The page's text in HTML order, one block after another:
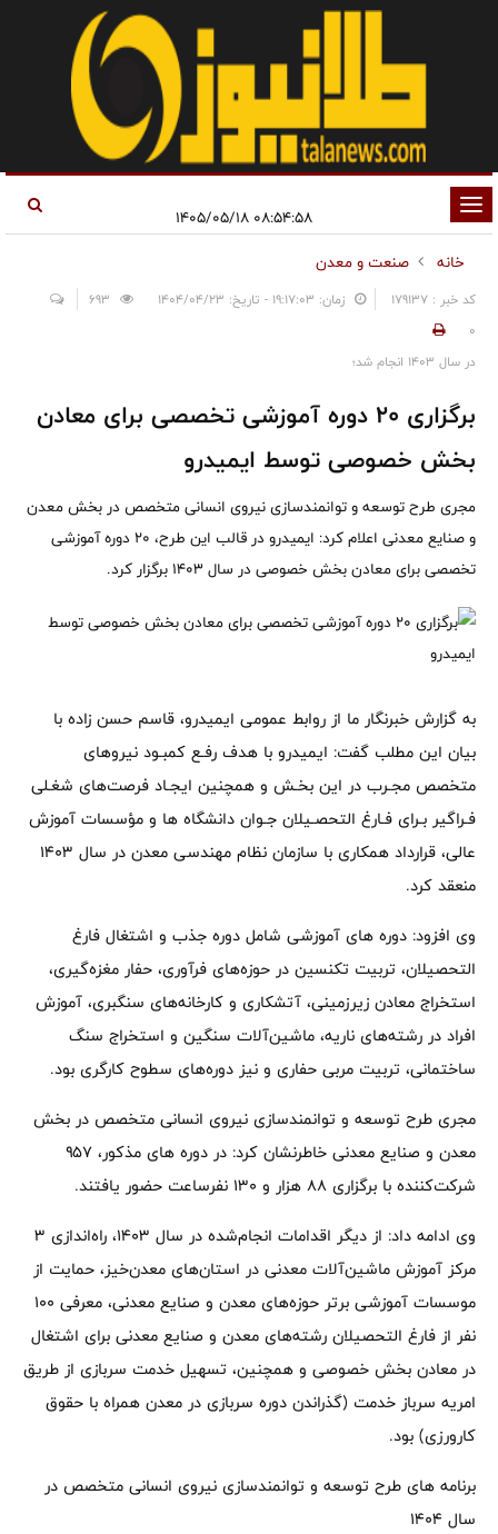
تغییر
وضعیت
ناوبری
خانه
صنعت و معدن
کد خبر : 179137 زمان: ۱۹:۱۷:۰۳ - تاریخ: ۱۴۰۴/۰۴/۲۳
0
در سال ۱۴۰۳ انجام شد؛
برگزاری ۲۰ دوره آموزشی تخصصی برای معادن
بخش خصوصی توسط ایمیدرو
مجری طرح توسعه و توانمندسازی نیروی انسانی متخصص در بخش معدن
و صنایع معدنی اعلام کرد: ایمیدرو در قالب این طرح، ۲۰ دوره آموزشی
تخصصی برای معادن بخش خصوصی در سال ۱۴۰۳ برگزار کرد.
به گزارش خبرنگار ما از روابط عمومی ایمیدرو، قاسم حسن زاده با
بیان این مطلب گفت: ایمیدرو با هدف رفـع کمبـود نیروهای
متخصص مجـرب در این بخـش و همچنین ایجـاد فرصت‌های شغـلی
فـراگیر بـرای فـارغ التحصـیلان جـوان دانشگاه ها و مؤسسات آموزش
عالی، قرارداد همکاری با سازمان نظام مهندسی معدن در سال ۱۴۰۳
منعقد کرد.
وی افزود: دوره های آموزشی شامل دوره جذب و اشتغال فارغ
التحصیلان، تربیت تکنسین در حوزه‌های فرآوری، حفار مغزه‌گیری،
استخراج معادن زیرزمینی، آتشکاری و کارخانه‌های سنگبری، آموزش
افراد در رشته‌های ناریه، ماشین‌آلات سنگین و استخراج سنگ
ساختمانی، تربیت مربی حفاری و نیز دوره‌های سطوح کارگری بود.
مجری طرح توسعه و توانمندسازی نیروی انسانی متخصص در بخش
معدن و صنایع معدنی خاطرنشان کرد: در دوره های مذکور، ۹۵۷
شرکت‌کننده با برگزاری ۸۸ هزار و ۱۳۰ نفرساعت حضور یافتند.
وی ادامه داد: از دیگر اقدامات انجام‌شده در سال ۱۴۰۳، راه‌اندازی ۳
مرکز آموزش ماشین‌آلات معدنی در استان‌های معدن‌خیز، حمایت از
موسسات آموزشی برتر حوزه‌های معدن و صنایع معدنی، معرفی ۱۰۰
نفر از فارغ التحصیلان رشته‌های معدن و صنایع معدنی برای اشتغال
در معادن بخش خصوصی و همچنین، تسهیل خدمت سربازی از طریق
امریه سرباز خدمت (گذراندن دوره سربازی در معدن همراه با حقوق
کارورزی) بود.
برنامه های طرح توسعه و توانمندسازی نیروی انسانی متخصص در
سال ۱۴۰۴